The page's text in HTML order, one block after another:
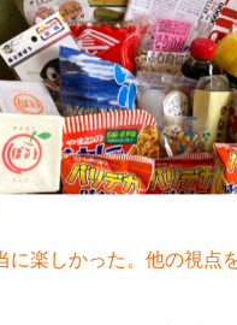
に楽しかった。他の視点